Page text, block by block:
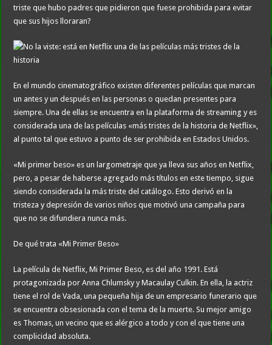
triste que hubo padres que pidieron que fuese prohibida para evitar
que sus hijos lloraran?
En el mundo cinematográfico existen diferentes películas que marcan
un antes y un después en las personas o quedan presentes para
siempre. Una de ellas se encuentra en la plataforma de streaming y es
considerada una de las películas «más tristes de la historia de Netflix»,
al punto tal que estuvo a punto de ser prohibida en Estados Unidos.
«Mi primer beso» es un largometraje que ya lleva sus años en Netflix,
pero, a pesar de haberse agregado más títulos en este tiempo, sigue
siendo considerada la más triste del catálogo. Esto derivó en la
tristeza y depresión de varios niños que motivó una campaña para
que no se difundiera nunca más.
De qué trata «Mi Primer Beso»
La película de Netflix, Mi Primer Beso, es del año 1991. Está
protagonizada por Anna Chlumsky y Macaulay Culkin. En ella, la actriz
tiene el rol de Vada, una pequeña hija de un empresario funerario que
se encuentra obsesionada con el tema de la muerte. Su mejor amigo
es Thomas, un vecino que es alérgico a todo y con el que tiene una
complicidad absoluta.